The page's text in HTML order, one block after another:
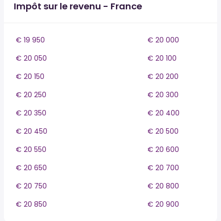
Impôt sur le revenu - France
€ 19 950
€ 20 000
€ 20 050
€ 20 100
€ 20 150
€ 20 200
€ 20 250
€ 20 300
€ 20 350
€ 20 400
€ 20 450
€ 20 500
€ 20 550
€ 20 600
€ 20 650
€ 20 700
€ 20 750
€ 20 800
€ 20 850
€ 20 900